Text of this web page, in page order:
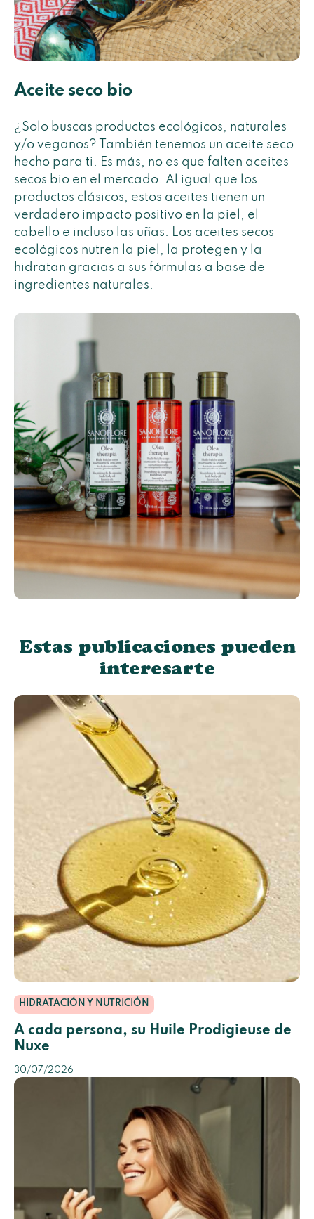
Aceite seco bio
¿Solo buscas productos ecológicos, naturales
y/o veganos? También tenemos un aceite seco
hecho para ti. Es más, no es que falten aceites
secos bio en el mercado. Al igual que los
productos clásicos, estos aceites tienen un
verdadero impacto positivo en la piel, el
cabello e incluso las uñas. Los aceites secos
ecológicos nutren la piel, la protegen y la
hidratan gracias a sus fórmulas a base de
ingredientes naturales.
Estas publicaciones pueden
interesarte
HIDRATACIÓN Y NUTRICIÓN
A cada persona, su Huile Prodigieuse de
Nuxe
30/07/2026